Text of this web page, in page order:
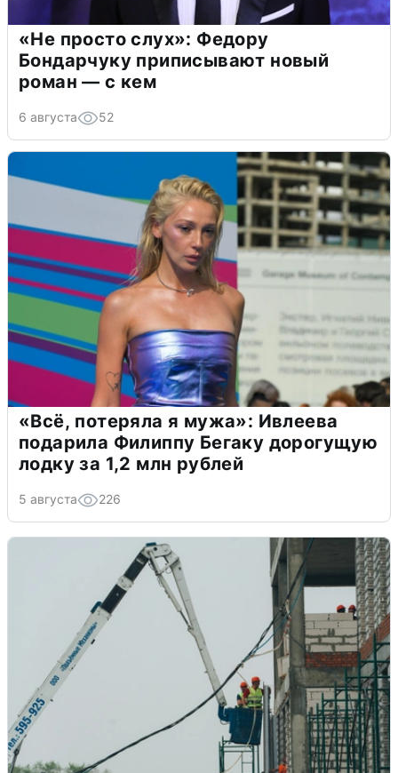
«Не просто слух»: Федору
Бондарчуку приписывают новый
роман — с кем
6 августа 52
«Всё, потеряла я мужа»: Ивлеева
подарила Филиппу Бегаку дорогущую
лодку за 1,2 млн рублей
5 августа 226